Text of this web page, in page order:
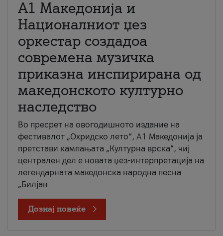
А1 Македонија и
Националниот џез
оркестар создадоа
современа музичка
приказна инспирирана од
македонското културно
наследство
Во пресрет на овогодишното издание на
фестивалот „Охридско лето“, А1 Македонија ја
претстави кампањата „Културна врска“, чиј
централен дел е новата џез-интерпретација на
легендарната македонска народна песна
„Билјан
Дознај повеќе